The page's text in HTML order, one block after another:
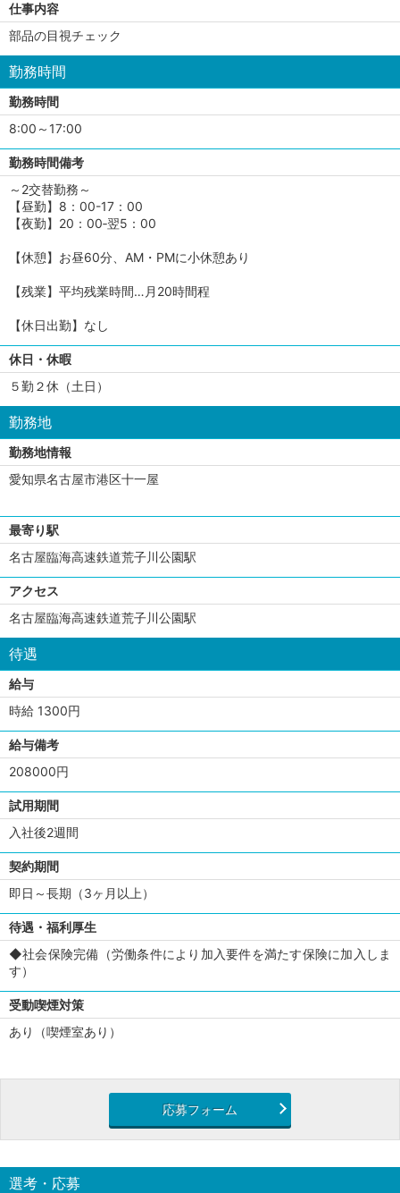
仕事内容
部品の目視チェック
勤務時間
勤務時間
8:00～17:00
勤務時間備考
～2交替勤務～
【昼勤】8：00-17：00
【夜勤】20：00‐翌5：00
【休憩】お昼60分、AM・PMに小休憩あり
【残業】平均残業時間…月20時間程
【休日出勤】なし
休日・休暇
５勤２休（土日）
勤務地
勤務地情報
愛知県名古屋市港区十一屋
最寄り駅
名古屋臨海高速鉄道荒子川公園駅
アクセス
名古屋臨海高速鉄道荒子川公園駅
待遇
給与
時給 1300円
給与備考
208000円
試用期間
入社後2週間
契約期間
即日～長期（3ヶ月以上）
待遇・福利厚生
◆社会保険完備（労働条件により加入要件を満たす保険に加入しま
す）
受動喫煙対策
あり（喫煙室あり）
応募フォーム
選考・応募